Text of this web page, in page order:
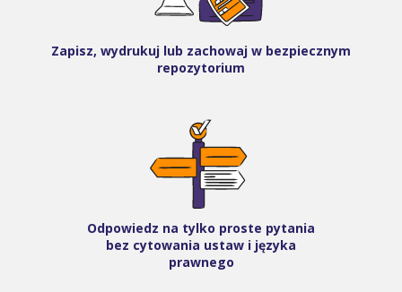
Zapisz, wydrukuj lub zachowaj w bezpiecznym
repozytorium
Odpowiedz na tylko proste pytania
bez cytowania ustaw i języka
prawnego